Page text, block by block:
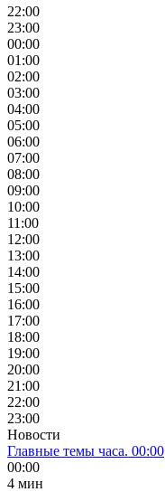
22:00
23:00
00:00
01:00
02:00
03:00
04:00
05:00
06:00
07:00
08:00
09:00
10:00
11:00
12:00
13:00
14:00
15:00
16:00
17:00
18:00
19:00
20:00
21:00
22:00
23:00
Новости
Главные темы часа. 00:00
00:00
4 мин